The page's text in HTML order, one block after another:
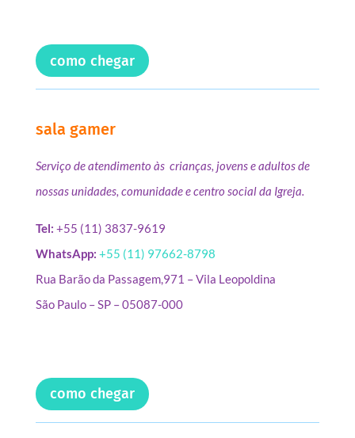
como chegar
sala gamer
Serviço de atendimento às crianças, jovens e adultos de
nossas unidades, comunidade e centro social da Igreja.
Tel: +55 (11) 3837-9619
WhatsApp: +55 (11) 97662-8798
Rua Barão da Passagem,971 – Vila Leopoldina
São Paulo – SP – 05087-000
como chegar